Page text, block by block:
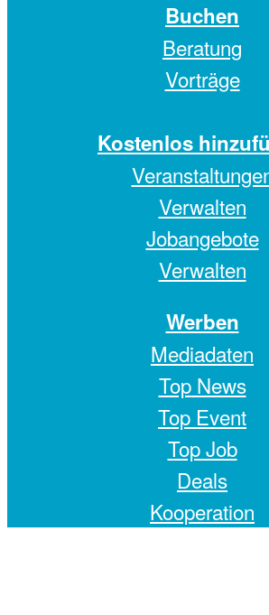
Buchen
Beratung
Vorträge
Kostenlos
Verwalten
Jobangebote
Verwalten
Werben
Mediadaten
Top News
Top Event
Top Job
Deals
Kooperation